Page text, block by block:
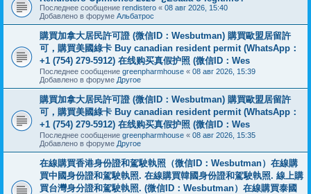
Последнее сообщение rendistero « 08 авг 2026, 15:40
Добавлено в форуме Альбатрос
購買加拿大居民許可證 (微信ID：Wesbutman) 購買歐盟居留許
可，購買美國綠卡 Buy canadian resident permit (WhatsApp：
+1 (754) 279-5912) 在线购买真假护照 (微信ID：Wes
Последнее сообщение greenpharmhouse « 08 авг 2026, 15:39
Добавлено в форуме Другое
購買加拿大居民許可證 (微信ID：Wesbutman) 購買歐盟居留許
可，購買美國綠卡 Buy canadian resident permit (WhatsApp：
+1 (754) 279-5912) 在线购买真假护照 (微信ID：Wes
Последнее сообщение greenpharmhouse « 08 авг 2026, 15:35
Добавлено в форуме Другое
在線購買香港身份證和駕駛執照（微信ID：Wesbutman）在線購
買中國身份證和駕駛執照. 在線購買韓國身份證和駕駛執照. 線上購
買台灣身分證和駕駛執照. (微信ID：Wesbutman）在線購買泰國